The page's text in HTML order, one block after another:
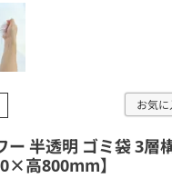
お気
ー 半透明 ゴミ袋 3層
高800mm】